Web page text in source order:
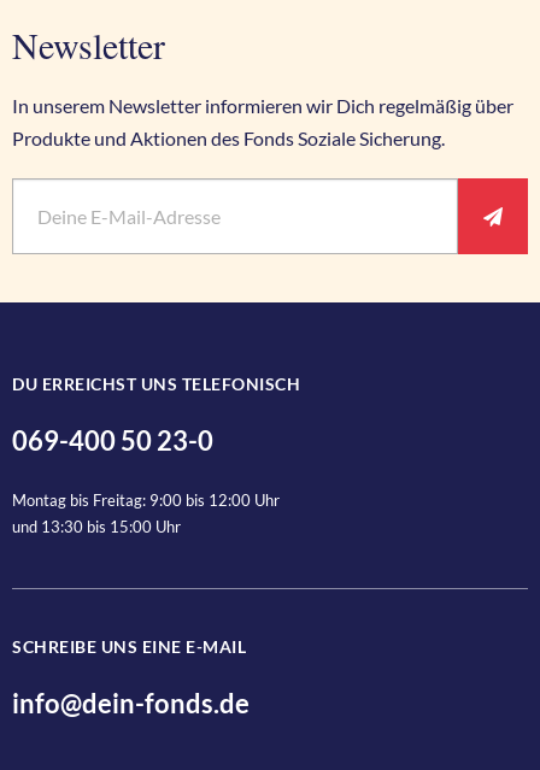
Newsletter
In unserem Newsletter informieren wir Dich regelmäßig über
Produkte und Aktionen des Fonds Soziale Sicherung.
Vorname
Anrede
Ja, ich bin jederzeit widerruflich damit einverstanden, dass
Jetzt anmelden
DU ERREICHST UNS TELEFONISCH
069-400 50 23-0
Montag bis Freitag: 9:00 bis 12:00 Uhr
und 13:30 bis 15:00 Uhr
SCHREIBE UNS EINE E-MAIL
info@dein-fonds.de